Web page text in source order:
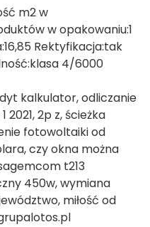
m2 w
w opakowaniu:1
Rektyfikacja:tak
4/6000
kalkulator, odliczanie
2p z, ścieżka
fotowoltaiki od
czy okna można
t213
450w, wymiana
miłość od